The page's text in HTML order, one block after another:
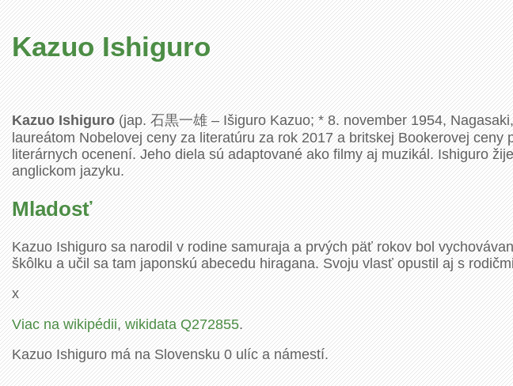
Kazuo Ishiguro
Kazuo Ishiguro(jap.石黒一雄– Išiguro Kazuo; * 8. november 1954,
laureátom Nobelovej ceny za literatúru za rok 2017 a britskej Bookerovej
literárnych ocenení. Jeho diela sú adaptované ako filmy aj muzikál. Ishiguro
anglickom jazyku.
Mladosť
Kazuo Ishiguro sa narodil v rodine samuraja a prvých päť rokov bol
škôlku a učil sa tam japonskú abecedu hiragana. Svoju vlasť opustil aj s
x
Viac na wikipédii,wikidata Q272855.
Kazuo Ishiguro má na Slovensku 0 ulíc a námestí.